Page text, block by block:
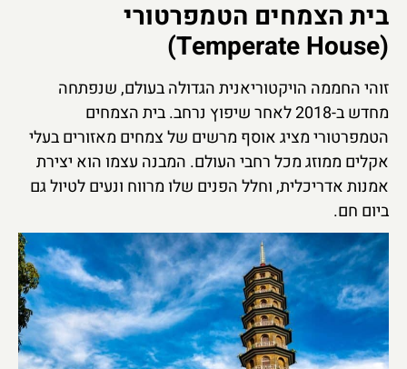
בית הצמחים הטמפרטורי
(Temperate House)
זוהי החממה הויקטוריאנית הגדולה בעולם, שנפתחה
מחדש ב-2018 לאחר שיפוץ נרחב. בית הצמחים
הטמפרטורי מציג אוסף מרשים של צמחים מאזורים בעלי
אקלים ממוזג מכל רחבי העולם. המבנה עצמו הוא יצירת
אמנות אדריכלית, וחלל הפנים שלו מרווח ונעים לטיול גם
ביום חם.